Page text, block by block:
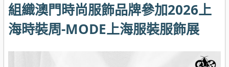
組織澳門時尚服飾品牌參加2026上
海時裝周-MODE上海服裝服飾展